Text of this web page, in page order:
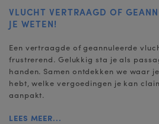
VLUCHT VERTRAAGD OF
JE WETEN!
Een vertraagde of geannuleerde
frustrerend. Gelukkig sta je als
handen. Samen ontdekken we waar
hebt, welke vergoedingen je kan
aanpakt.
LEES MEER...